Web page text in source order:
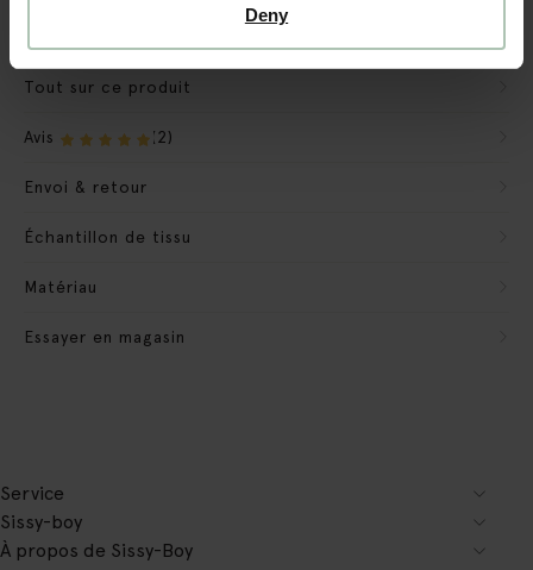
Deny
Conditions de retour des banques
Tout sur ce produit
Avis (2)
Envoi & retour
Échantillon de tissu
Matériau
Essayer en magasin
Service
Sissy-boy
À propos de Sissy-Boy